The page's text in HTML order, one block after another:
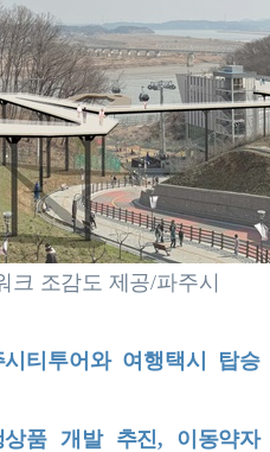
크 조감도 제공/파주시
티투어와 여행택시 탑승
품 개발 추진, 이동약자